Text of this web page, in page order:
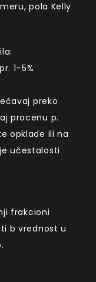
pola Kelly
1–5%
preko
procenu p.
opklade ili na
učestalosti
frakcioni
b vrednost u